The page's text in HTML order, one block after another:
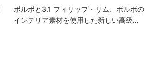
ボルボと3.1 フィリップ・リム、ボルボの
インテリア素材を使用した新しい高級…